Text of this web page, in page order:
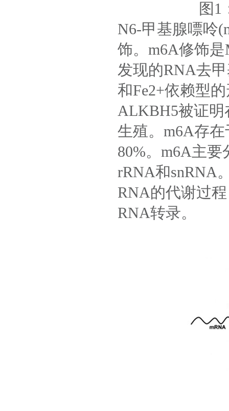
图1
N6-甲基腺嘌呤
饰。m6A修饰
发现的RNA去
和Fe2+依赖型
ALKBH5被证
生殖。m6A存
80%。m6A主
rRNA和snRNA
RNA的代谢过
RNA转录。